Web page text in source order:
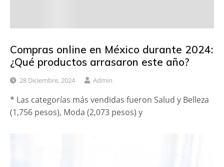
Compras online en México durante 2024:
¿Qué productos arrasaron este año?
28 Diciembre, 2024 Admin
* Las categorías más vendidas fueron Salud y Belleza
(1,756 pesos), Moda (2,073 pesos) y